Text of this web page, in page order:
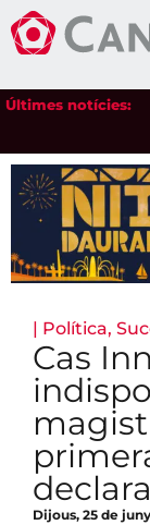
Últimes notícies:
| Política,
Cas
Dijous, 25 de